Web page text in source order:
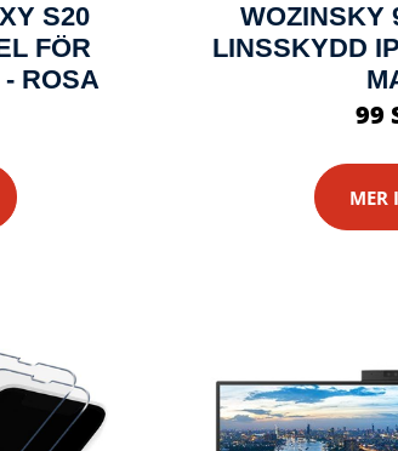
S20
FÖR
ROSA
WOZINSKY
LINSSKYDD
99
MER